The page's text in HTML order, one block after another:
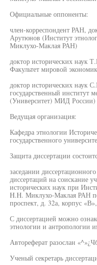
Официальные оппоненты:
член-корреспондент РАН,
Арутюнов (Институт
Миклухо-Маклая РАН)
доктор исторических наук
Факультет мировой
доктор исторических наук
государственный институт
(Университет) МИД России)
Ведущая организация:
Кафедра этнологии
государственного
Защита диссертации
заседании
диссертаций на соискание
исторических наук при
H.H. Миклухо-Маклая РАН
проспект, д. 32а, корпус
С диссертацией можно
этнологии и
Автореферат разослан
Ученый секретарь